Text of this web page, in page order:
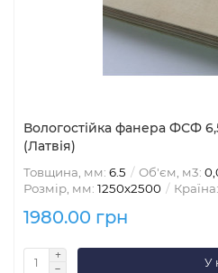
Вологостійка фанера ФСФ
(Латвія)
Товщина, мм: 6.5 Об'єм, м3:
Розмір, мм: 1250х2500 Країна:
1980.00 грн
У